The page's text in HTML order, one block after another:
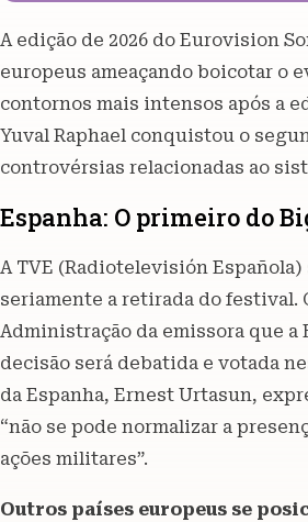
A edição de 2026 do Eurovision
europeus ameaçando boicotar o
contornos mais intensos após a
Yuval Raphael conquistou o
controvérsias relacionadas ao
Espanha: O primeiro do
A TVE (Radiotelevisión
seriamente a retirada do festival.
Administração da emissora que
decisão será debatida e votada
da Espanha, Ernest Urtasun,
“não se pode normalizar a
ações militares”.
Outros países europeus se